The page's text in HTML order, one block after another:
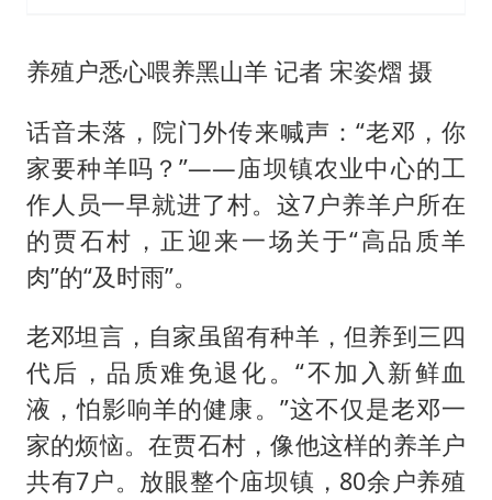
养殖户悉心喂养黑山羊 记者 宋姿熠 摄
话音未落，院门外传来喊声：“老邓，你
家要种羊吗？”——庙坝镇农业中心的工
作人员一早就进了村。这7户养羊户所在
的贾石村，正迎来一场关于“高品质羊
肉”的“及时雨”。
老邓坦言，自家虽留有种羊，但养到三四
代后，品质难免退化。“不加入新鲜血
液，怕影响羊的健康。”这不仅是老邓一
家的烦恼。在贾石村，像他这样的养羊户
共有7户。放眼整个庙坝镇，80余户养殖